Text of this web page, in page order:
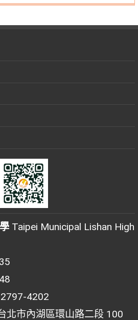
Taipei Municipal Lishan High
4202
北市內湖區環山路二段 100